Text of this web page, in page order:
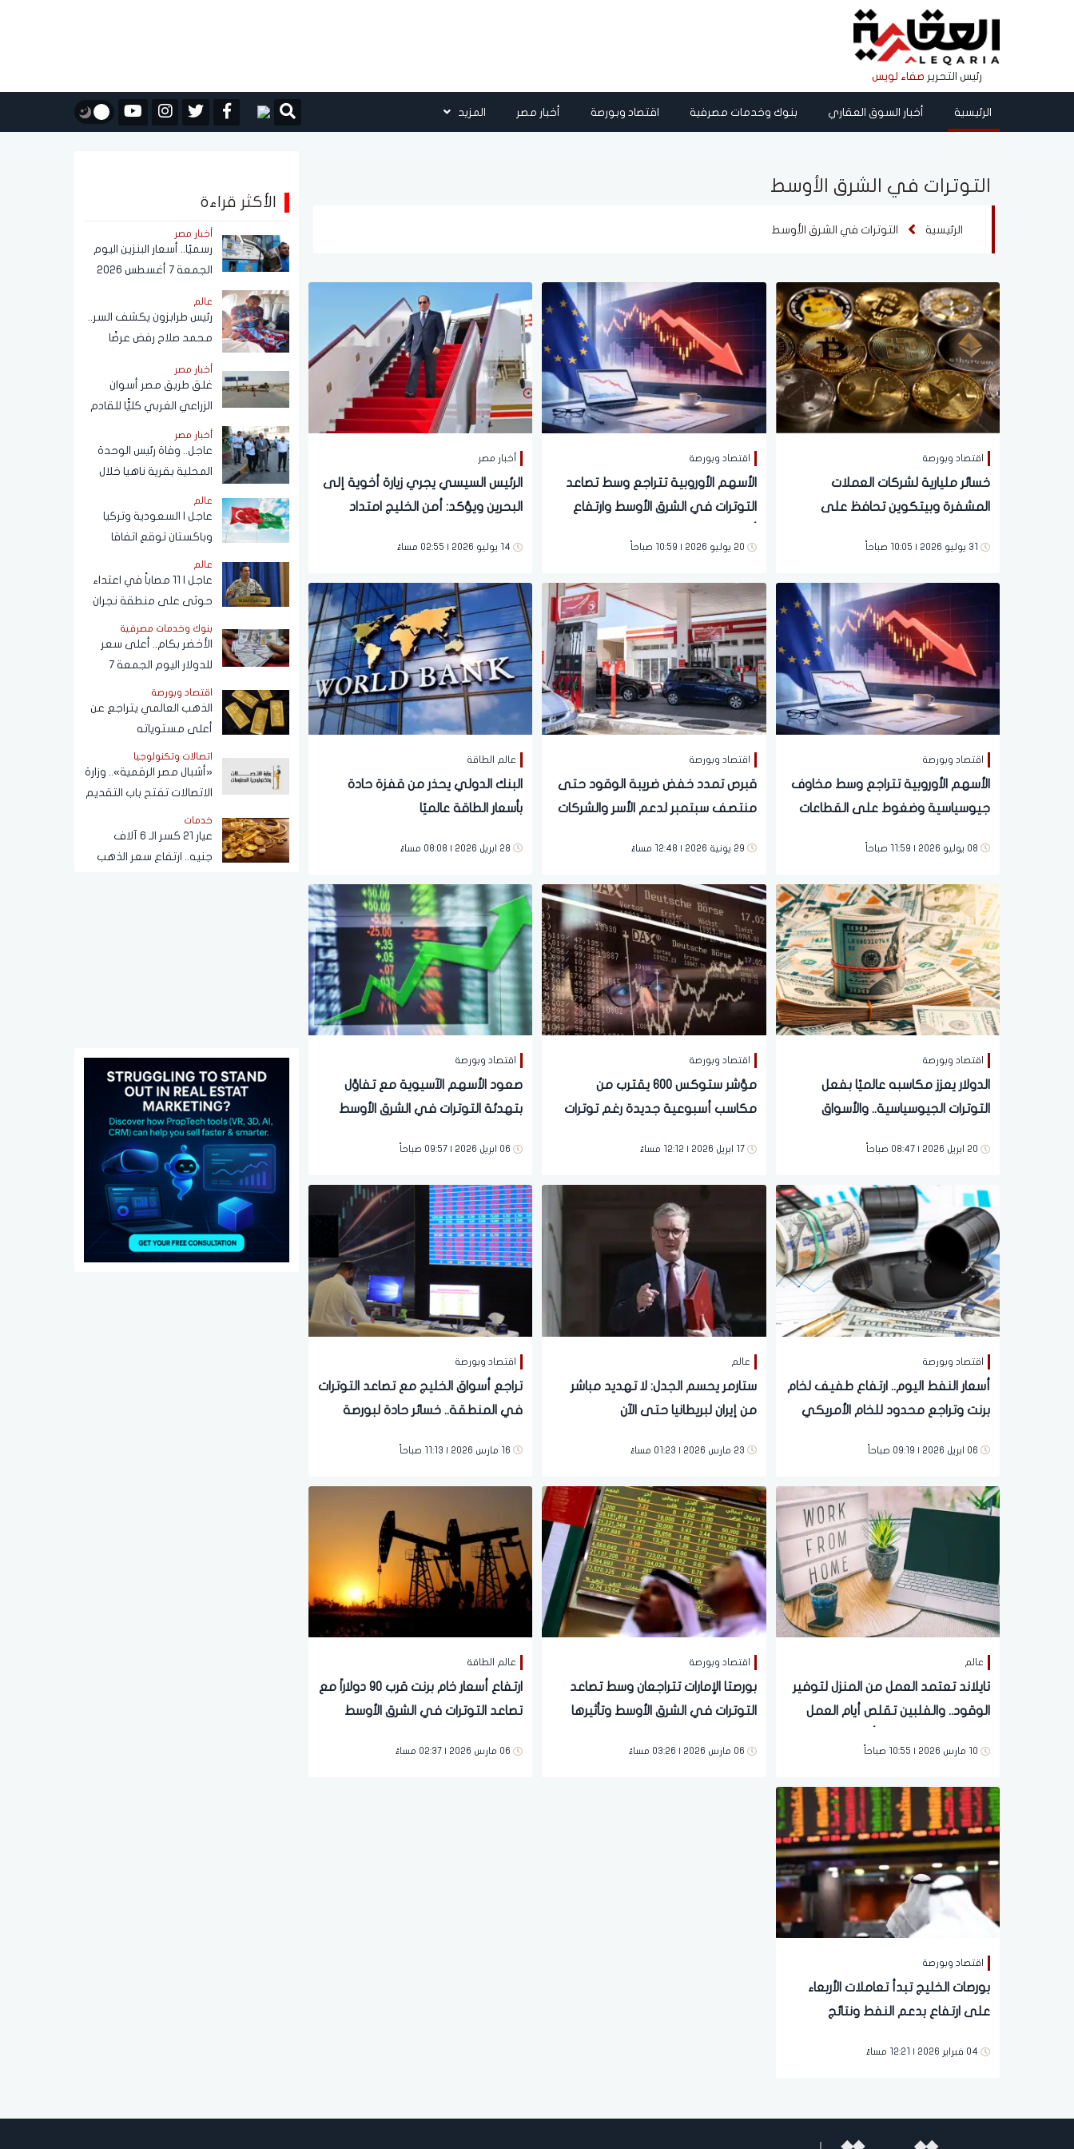
رئيس التحرير صفاء لويس
الرئيسية أخبار السوق العقاري بنوك وخدمات مصرفية اقتصاد وبورصة أخبار مصر المزيد
التوترات في الشرق الأوسط
الرئيسية التوترات في الشرق الأوسط
اقتصاد وبورصة
خسائر مليارية لشركات العملات
المشفرة وبيتكوين تحافظ على
31 يوليو 2026 | 10:05 صباحاً
اقتصاد وبورصة
الأسهم الأوروبية تتراجع وسط تصاعد
التوترات في الشرق الأوسط وارتفاع
20 يوليو 2026 | 10:59 صباحاً
أخبار مصر
الرئيس السيسي يجري زيارة أخوية إلى
البحرين ويؤكد: أمن الخليج امتداد
14 يوليو 2026 | 02:55 مساءً
اقتصاد وبورصة
الأسهم الأوروبية تتراجع وسط مخاوف
جيوسياسية وضغوط على القطاعات
08 يوليو 2026 | 11:59 صباحاً
اقتصاد وبورصة
قبرص تمدد خفض ضريبة الوقود حتى
منتصف سبتمبر لدعم الأسر والشركات
29 يونية 2026 | 12:48 مساءً
عالم الطاقة
البنك الدولي يحذر من قفزة حادة
بأسعار الطاقة عالميًا
28 ابريل 2026 | 08:08 مساءً
اقتصاد وبورصة
الدولار يعزز مكاسبه عالميًا بفعل
التوترات الجيوسياسية.. والأسواق
20 ابريل 2026 | 08:47 صباحاً
اقتصاد وبورصة
مؤشر ستوكس 600 يقترب من
مكاسب أسبوعية جديدة رغم توترات
على الأسواق الأوروبية
17 ابريل 2026 | 12:12 مساءً
اقتصاد وبورصة
صعود الأسهم الآسيوية مع تفاؤل
بتهدئة التوترات في الشرق الأوسط
06 ابريل 2026 | 09:57 صباحاً
اقتصاد وبورصة
أسعار النفط اليوم.. ارتفاع طفيف لخام
برنت وتراجع محدود للخام الأمريكي
06 ابريل 2026 | 09:19 صباحاً
عالم
ستارمر يحسم الجدل: لا تهديد مباشر
من إيران لبريطانيا حتى الآن
23 مارس 2026 | 01:23 مساءً
اقتصاد وبورصة
تراجع أسواق الخليج مع تصاعد التوترات
في المنطقة.. خسائر حادة لبورصة
16 مارس 2026 | 11:13 صباحاً
عالم
تايلاند تعتمد العمل من المنزل لتوفير
الوقود.. والفلبين تقلص أيام العمل
10 مارس 2026 | 10:55 صباحاً
اقتصاد وبورصة
بورصتا الإمارات تتراجعان وسط تصاعد
التوترات في الشرق الأوسط وتأثيرها
06 مارس 2026 | 03:26 مساءً
عالم الطاقة
ارتفاع أسعار خام برنت قرب 90 دولاراً مع
تصاعد التوترات في الشرق الأوسط
06 مارس 2026 | 02:37 مساءً
اقتصاد وبورصة
بورصات الخليج تبدأ تعاملات الأربعاء
على ارتفاع بدعم النفط ونتائج
04 فبراير 2026 | 12:21 مساءً
الأكثر قراءة
أخبار مصر
رسميًا.. أسعار البنزين اليوم
الجمعة 7 أغسطس 2026
عالم
رئيس طرابزون يكشف السر..
محمد صلاح رفض عرضًا
أضعاف
أخبار مصر
غلق طريق مصر أسوان
الزراعي الغربي كليًّا للقادم
من ميدان المنيب تجاه
العياط
أخبار مصر
عاجل.. وفاة رئيس الوحدة
المحلية بقرية ناهيا خلال
عالم
عاجل | السعودية وتركيا
وباكستان توقع اتفاقا
عالم
عاجل | 11 مصاباً في اعتداء
حوثى على منطقة نجران
بنوك وخدمات مصرفية
الأخضر بكام.. أعلى سعر
للدولار اليوم الجمعة 7
اقتصاد وبورصة
الذهب العالمي يتراجع عن
أعلى مستوياته
اتصالات وتكنولوجيا
«أشبال مصر الرقمية».. وزارة
الاتصالات تفتح باب التقديم
خدمات
عيار 21 كسر الـ 6 آلاف
جنيه.. ارتفاع سعر الذهب